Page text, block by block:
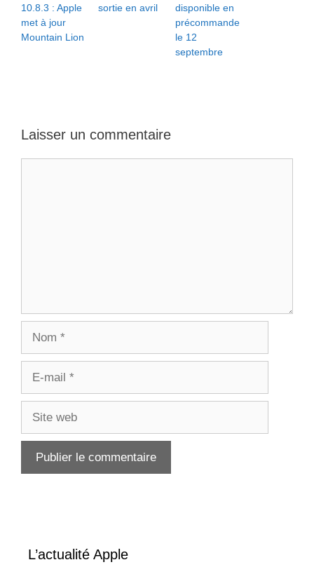
10.8.3 : Apple
met à jour
Mountain Lion
sortie en avril
disponible en
précommande
le 12
septembre
Laisser un commentaire
L’actualité Apple